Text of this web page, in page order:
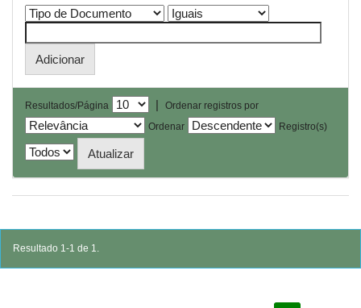
Resultados/Página |
Ordenar registros por
Ordenar
Registro(s)
Resultado 1-1 de 1.